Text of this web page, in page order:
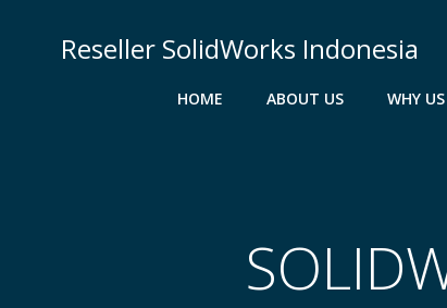
Reseller SolidWorks Indonesia
HOME ABOUT US WHY US